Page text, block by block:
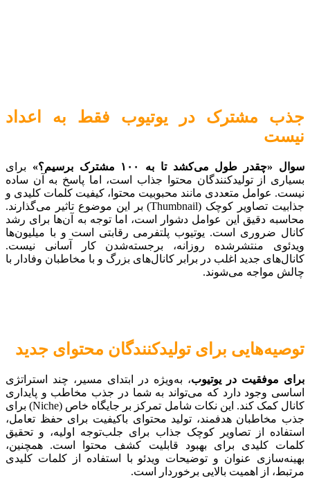
جذب مشترک در یوتیوب فقط به اعداد
نیست
سوال «چقدر طول می‌کشد تا به ۱۰۰ مشترک برسیم؟»
برای
بسیاری از تولیدکنندگان محتوا جذاب است، اما پاسخ به آن ساده
نیست. عوامل متعددی مانند محبوبیت محتوا، کیفیت کلمات کلیدی و
جذابیت تصاویر کوچک (Thumbnail) بر این موضوع تاثیر می‌گذارند.
محاسبه دقیق این عوامل دشوار است، اما توجه به آن‌ها برای رشد
کانال ضروری است. یوتیوب پلتفرمی رقابتی است و با میلیون‌ها
ویدئوی منتشرشده روزانه، برجسته‌شدن کار آسانی نیست.
کانال‌های جدید اغلب در برابر کانال‌های بزرگ و با مخاطبان وفادار با
چالش مواجه می‌شوند.
توصیه‌هایی برای تولیدکنندگان محتوای جدید
برای موفقیت در یوتیوب، به‌ویژه در ابتدای مسیر، چند استراتژی
اساسی وجود دارد که می‌تواند به شما در جذب مخاطب و پایداری
کانال کمک کند. این نکات شامل تمرکز بر جایگاه خاص (Niche) برای
جذب مخاطبان هدفمند، تولید محتوای باکیفیت برای حفظ تعامل،
استفاده از تصاویر کوچک جذاب برای جلب‌توجه اولیه، و تحقیق
کلمات کلیدی برای بهبود قابلیت کشف محتوا است. همچنین،
بهینه‌سازی عنوان و توضیحات ویدئو با استفاده از کلمات کلیدی
مرتبط، از اهمیت بالایی برخوردار است.